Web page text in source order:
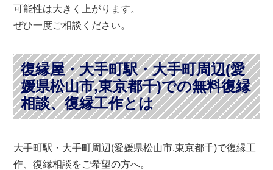
可能性は大きく上がります。
ぜひ一度ご相談ください。
復縁屋・大手町駅・大手町周辺(愛
媛県松山市,東京都千)での無料復縁
相談、復縁工作とは
大手町駅・大手町周辺(愛媛県松山市,東京都千)で復縁工
作、復縁相談をご希望の方へ。